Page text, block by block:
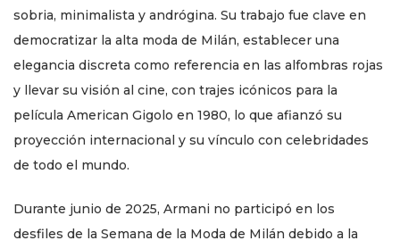
sobria, minimalista y andrógina. Su trabajo fue clave en
democratizar la alta moda de Milán, establecer una
elegancia discreta como referencia en las alfombras rojas
y llevar su visión al cine, con trajes icónicos para la
película American Gigolo en 1980, lo que afianzó su
proyección internacional y su vínculo con celebridades
de todo el mundo.
Durante junio de 2025, Armani no participó en los
desfiles de la Semana de la Moda de Milán debido a la